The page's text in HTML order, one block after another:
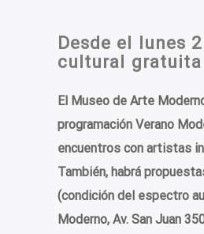
Desde el lunes
cultural
El Museo de Arte
programación Verano
encuentros con artistas
También, habrá
(condición del espectro
Moderno, Av. San Juan